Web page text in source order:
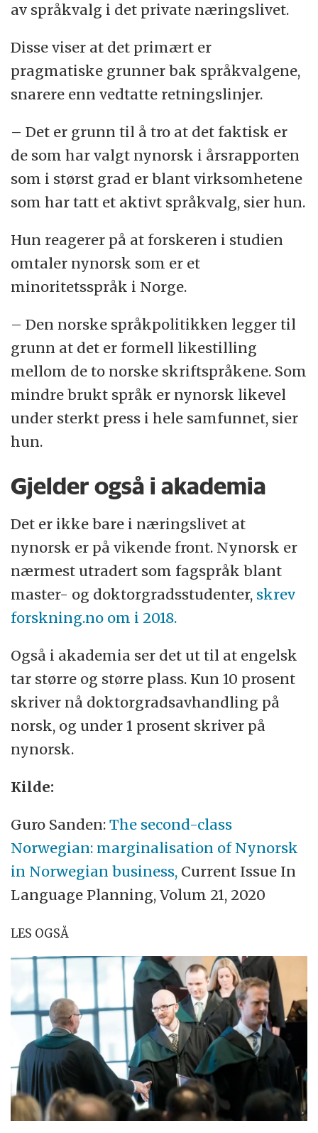
av språkvalg i det private næringslivet.
Disse viser at det primært er
pragmatiske grunner bak språkvalgene,
snarere enn vedtatte retningslinjer.
– Det er grunn til å tro at det faktisk er
de som har valgt nynorsk i årsrapporten
som i størst grad er blant virksomhetene
som har tatt et aktivt språkvalg, sier hun.
Hun reagerer på at forskeren i studien
omtaler nynorsk som er et
minoritetsspråk i Norge.
– Den norske språkpolitikken legger til
grunn at det er formell likestilling
mellom de to norske skriftspråkene. Som
mindre brukt språk er nynorsk likevel
under sterkt press i hele samfunnet, sier
hun.
Gjelder også i akademia
Det er ikke bare i næringslivet at
nynorsk er på vikende front. Nynorsk er
nærmest utradert som fagspråk blant
master- og doktorgradsstudenter, skrev
forskning.no om i 2018.
Også i akademia ser det ut til at engelsk
tar større og større plass. Kun 10 prosent
skriver nå doktorgradsavhandling på
norsk, og under 1 prosent skriver på
nynorsk.
Kilde:
Guro Sanden:The second-class
Norwegian: marginalisation of Nynorsk
in Norwegian business, Current Issue In
Language Planning, Volum 21, 2020
LES OGSÅ